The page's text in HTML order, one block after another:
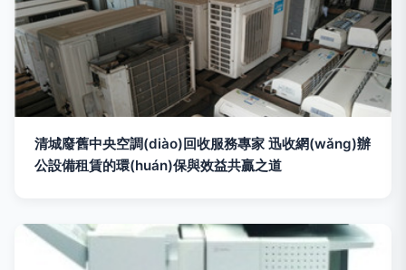
清城廢舊中央空調(diào)回收服務專家 迅收網(wǎng)辦
公設備租賃的環(huán)保與效益共贏之道